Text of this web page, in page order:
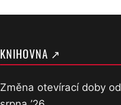
KNIHOVNA ↗
Změna otevírací doby od